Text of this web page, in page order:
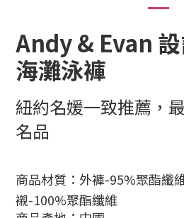
Andy & Evan
海灘泳褲
紐約名媛一致推薦，
名品
商品材質： 外褲-95%聚酯纖
襯-100%聚酯纖維